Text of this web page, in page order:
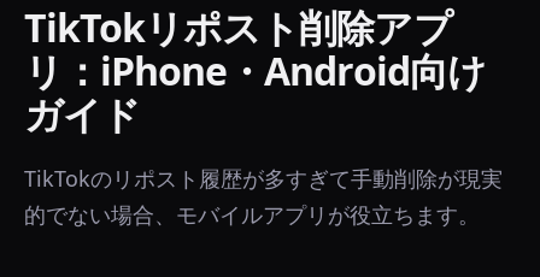
TikTokリポスト削除アプ
リ：iPhone・Android向け
ガイド
TikTokのリポスト履歴が多すぎて手動削除が現実
的でない場合、モバイルアプリが役立ちます。